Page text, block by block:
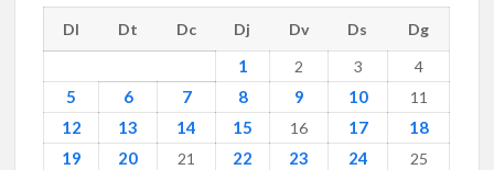
Dl Dt Dc Dj Dv Ds Dg
1 2 3 4
5 6 7 8 9 10 11
12 13 14 15 16 17
18
19
20 21 22 23 24 25